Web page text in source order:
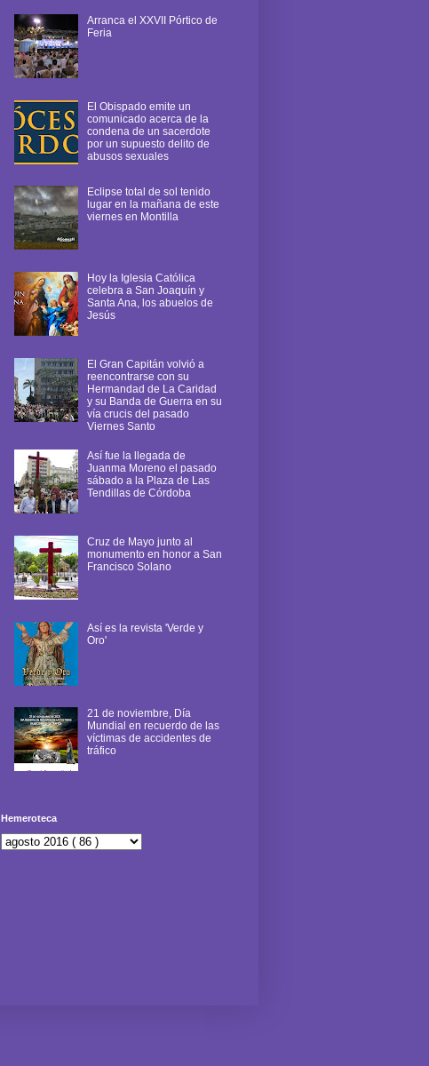
Arranca el XXVII Pórtico de
Feria
El Obispado emite un
comunicado acerca de la
condena de un sacerdote
por un supuesto delito de
abusos sexuales
Eclipse total de sol tenido
lugar en la mañana de este
viernes en Montilla
Hoy la Iglesia Católica
celebra a San Joaquín y
Santa Ana, los abuelos de
Jesús
El Gran Capitán volvió a
reencontrarse con su
Hermandad de La Caridad
y su Banda de Guerra en su
vía crucis del pasado
Viernes Santo
Así fue la llegada de
Juanma Moreno el pasado
sábado a la Plaza de Las
Tendillas de Córdoba
Cruz de Mayo junto al
monumento en honor a San
Francisco Solano
Así es la revista 'Verde y
Oro'
21 de noviembre, Día
Mundial en recuerdo de las
víctimas de accidentes de
tráfico
Hemeroteca